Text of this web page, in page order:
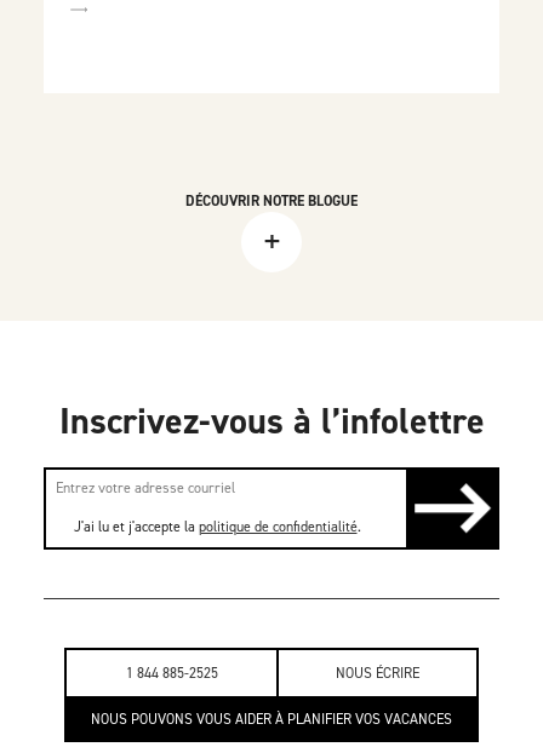
1 844 885-2525 NOUS ÉCRIRE
NOUS POUVONS VOUS AIDER À PLANIFIER VOS VACANCES
DÉCOUVRIR NOTRE BLOGUE
+
Inscrivez-vous à l’infolettre
J'ai lu et j'accepte la politique de confidentialité.